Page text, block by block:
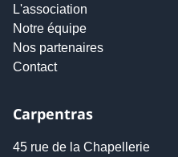
L'association
Notre équipe
Nos partenaires
Contact
Carpentras
45 rue de la Chapellerie